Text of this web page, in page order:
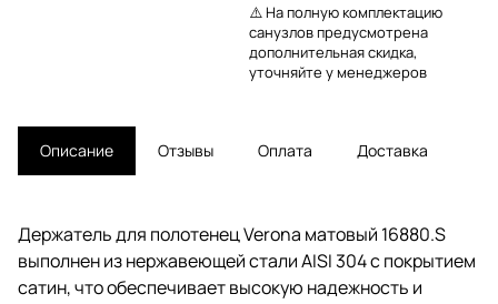
⚠️ На полную комплектацию
санузлов предусмотрена
дополнительная скидка,
уточняйте у менеджеров
Описание Отзывы Оплата Доставка
Держатель для полотенец Verona матовый 16880.S
выполнен из нержавеющей стали AISI 304 с покрытием
сатин, что обеспечивает высокую надежность и